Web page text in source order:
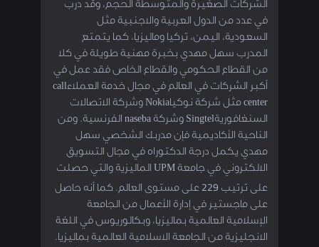
الشركات الصغيرة والمتوسطة الحجم، وقد درب
في عدد من الدول العربية والاجنبية مثل
السعودية، اليمن، تركيا وماليزيا، كما يتمتع
المدرب سهل مهدي بخبرة مهنية طويلة في كلا
من القطاع الحكومي والقطاع الخاص فقد عمل في
أكبر الشركات في العالم في مجال خدمة العملاءcall
center مثل شركة نوكياNokia وشركة الاتصالات
السنغافوريةSingtel وشركة naseba الفرنسية. ومن
الناحية الأكاديمية فإن مدربك الشخصي سهل
مهدي يكمل درجة الدكتوراه في مجال التسويق
الالكتروني في جامعة UPM الماليزية والتي حصلت
على ترتيب 229 على مستوى العالم. كما أنه حاصل
على ماجستير في إدارة الأعمال من الجامعة
الإسلامية العالمية بماليزيا، وبكالوريوس في اللغة
الانجليزية من الجامعة الاسلامية العالمية بماليزيا.